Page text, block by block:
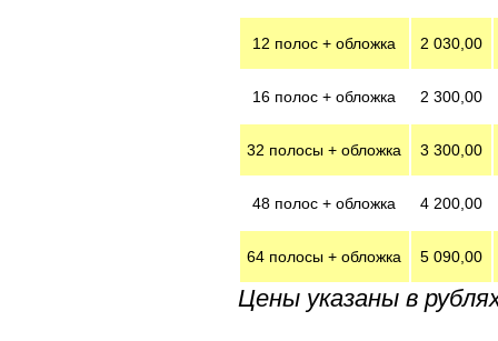
12 полос + обложка 2 030,00
16 полос + обложка 2 300,00
32 полосы + обложка 3 300,00
48 полос + обложка 4 200,00
64 полосы + обложка 5 090,00
Цены указаны в